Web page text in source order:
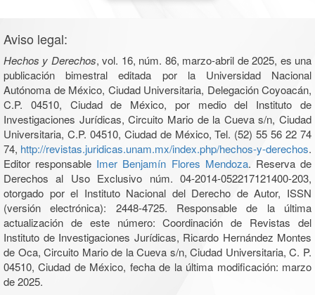
Aviso legal:
Hechos y Derechos, vol. 16, núm. 86, marzo-abril de 2025, es una
publicación bimestral editada por la Universidad Nacional
Autónoma de México, Ciudad Universitaria, Delegación Coyoacán,
C.P. 04510, Ciudad de México, por medio del Instituto de
Investigaciones Jurídicas, Circuito Mario de la Cueva s/n, Ciudad
Universitaria, C.P. 04510, Ciudad de México, Tel. (52) 55 56 22 74
74, http://revistas.juridicas.unam.mx/index.php/hechos-y-derechos.
Editor responsable Imer Benjamín Flores Mendoza. Reserva de
Derechos al Uso Exclusivo núm. 04-2014-052217121400-203,
otorgado por el Instituto Nacional del Derecho de Autor, ISSN
(versión electrónica): 2448-4725. Responsable de la última
actualización de este número: Coordinación de Revistas del
Instituto de Investigaciones Jurídicas, Ricardo Hernández Montes
de Oca, Circuito Mario de la Cueva s/n, Ciudad Universitaria, C. P.
04510, Ciudad de México, fecha de la última modificación: marzo
de 2025.